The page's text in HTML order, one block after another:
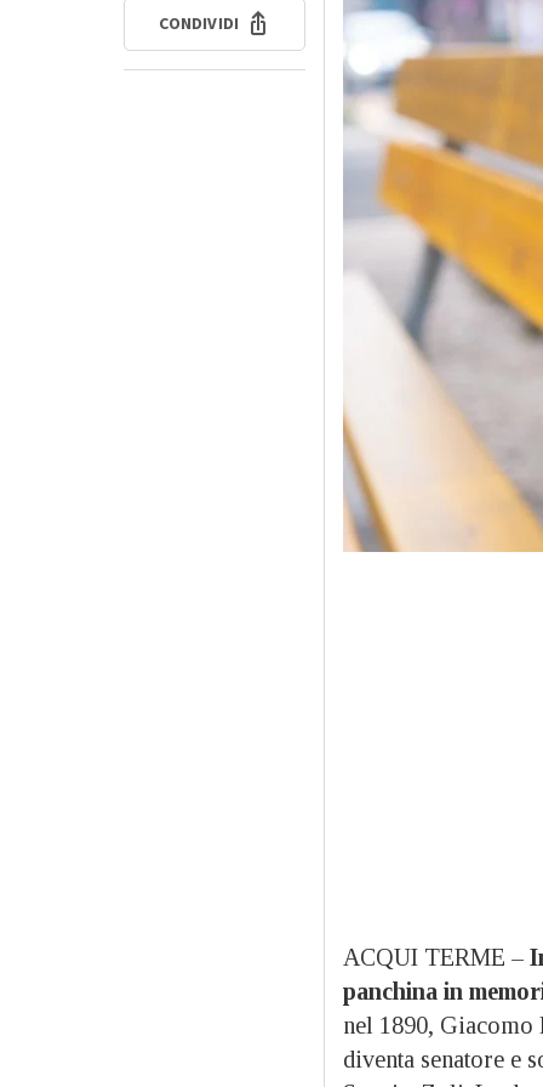
CONDIVIDI
ACQUI TERME –
panchina in
nel 1890, Giacomo
diventa senatore e